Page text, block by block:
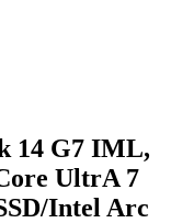
14 G7 IML,
UltrA 7
Intel Arc